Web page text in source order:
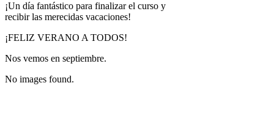
¡Un día fantástico para finalizar el curso y
recibir las merecidas vacaciones!
¡FELIZ VERANO A TODOS!
Nos vemos en septiembre.
No images found.